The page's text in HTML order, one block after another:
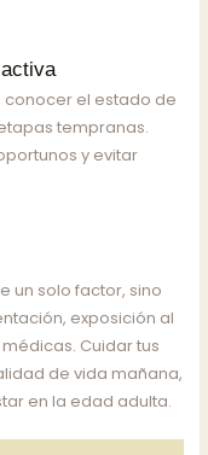
el estado de
tempranas.
y evitar
un solo factor, sino
exposición al
Cuidar tus
de vida mañana,
en la edad adulta.